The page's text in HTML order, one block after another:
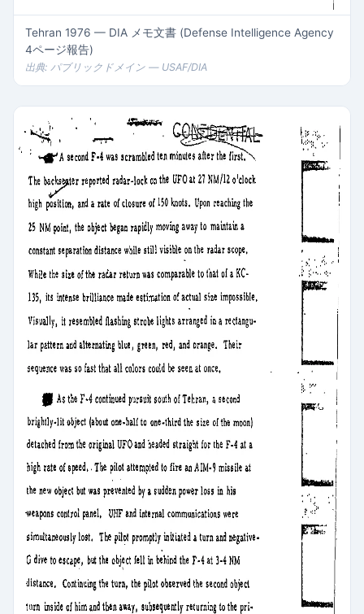
Tehran 1976 — DIA メモ文書 (Defense Intelligence Agency
4ページ報告)
出典: パブリックドメイン — USAF/DIA